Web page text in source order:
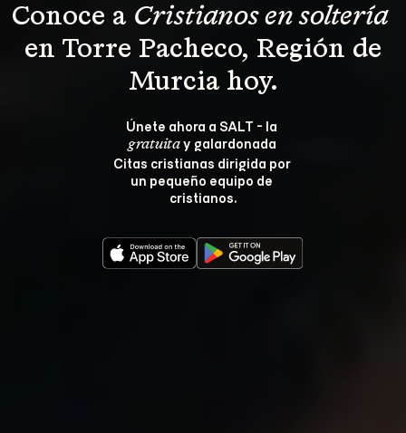
Conoce a Cristianos en soltería
en Torre Pacheco, Región de
Murcia hoy.
Únete ahora a SALT - la
gratuita y galardonada
Citas cristianas dirigida por
un pequeño equipo de
cristianos.